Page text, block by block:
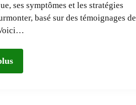
ses symptômes et les stratégies
basé sur des témoignages de